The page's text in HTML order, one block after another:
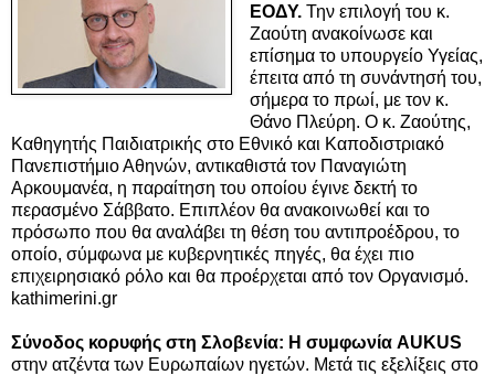
ΕΟΔΥ. Την επιλογή του κ.
Ζαούτη ανακοίνωσε και
επίσημα το υπουργείο Υγείας,
έπειτα από τη συνάντησή του,
σήμερα το πρωί, με τον κ.
Θάνο Πλεύρη. Ο κ. Ζαούτης,
Καθηγητής Παιδιατρικής στο Εθνικό και Καποδιστριακό
Πανεπιστήμιο Αθηνών, αντικαθιστά τον Παναγιώτη
Αρκουμανέα, η παραίτηση του οποίου έγινε δεκτή το
περασμένο Σάββατο. Επιπλέον θα ανακοινωθεί και το
πρόσωπο που θα αναλάβει τη θέση του αντιπροέδρου, το
οποίο, σύμφωνα με κυβερνητικές πηγές, θα έχει πιο
επιχειρησιακό ρόλο και θα προέρχεται από τον Οργανισμό.
kathimerini.gr
Σύνοδος κορυφής στη Σλοβενία: Η συμφωνία AUKUS
στην ατζέντα των Ευρωπαίων ηγετών. Μετά τις εξελίξεις στο